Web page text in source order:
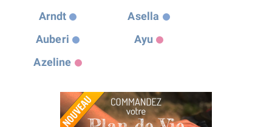
Arndt
Asella
Auberi
Ayu
Azeline